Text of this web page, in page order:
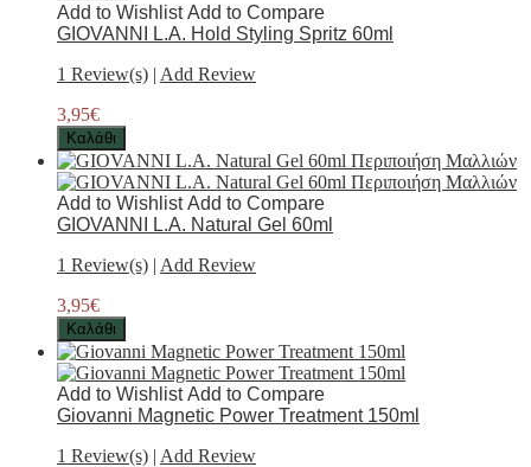
Add to Wishlist Add to Compare
GIOVANNI L.A. Hold Styling Spritz 60ml
1 Review(s) | Add Review
3,95€
Καλάθι
Add to Wishlist Add to Compare
GIOVANNI L.A. Natural Gel 60ml
1 Review(s) | Add Review
3,95€
Καλάθι
Add to Wishlist Add to Compare
Giovanni Magnetic Power Treatment 150ml
1 Review(s) | Add Review